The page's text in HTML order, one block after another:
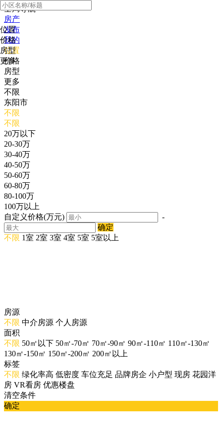
全局导航
房产
发布
我的
位置
价格
房型
更多
位置
价格
房型
更多
不限
东阳市
不限
不限
20万以下
20-30万
30-40万
40-50万
50-60万
60-80万
80-100万
100万以上
自定义价格(万元)
-
确定
不限 1室 2室 3室 4室 5室 5室以上
房源
不限 中介房源 个人房源
面积
不限 50㎡以下 50㎡-70㎡ 70㎡-90㎡ 90㎡-110㎡ 110㎡-130㎡
130㎡-150㎡ 150㎡-200㎡ 200㎡以上
标签
不限 绿化率高 低密度 车位充足 品牌房企 小户型 现房 花园洋
房 VR看房 优惠楼盘
清空条件
确定